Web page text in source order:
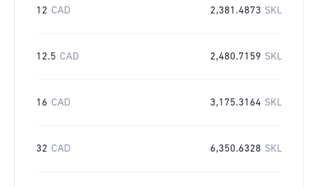
12 CAD 2,381.4873 SKL
12.5 CAD 2,480.7159 SKL
16 CAD 3,175.3164 SKL
32 CAD 6,350.6328 SKL